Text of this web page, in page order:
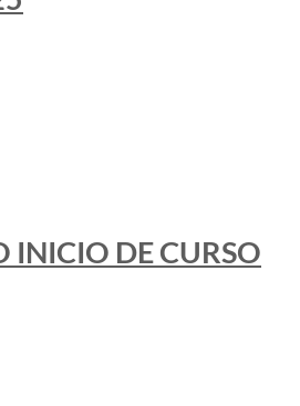
INICIO DE CURSO